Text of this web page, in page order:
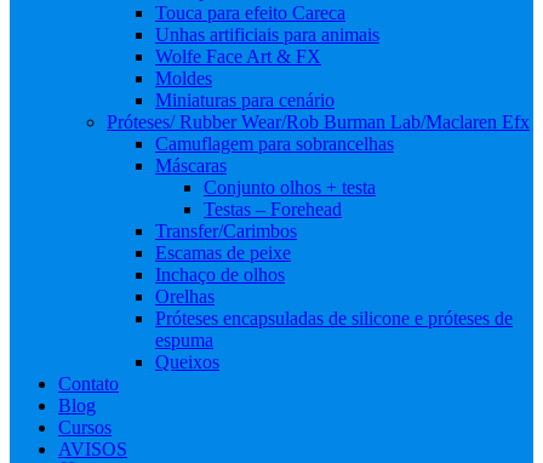
Touca para efeito Careca
Unhas artificiais para animais
Wolfe Face Art & FX
Moldes
Miniaturas para cenário
Próteses/ Rubber Wear/Rob Burman Lab/Maclaren Efx
Camuflagem para sobrancelhas
Máscaras
Conjunto olhos + testa
Testas – Forehead
Transfer/Carimbos
Escamas de peixe
Inchaço de olhos
Orelhas
Próteses encapsuladas de silicone e próteses de
espuma
Queixos
Contato
Blog
Cursos
AVISOS